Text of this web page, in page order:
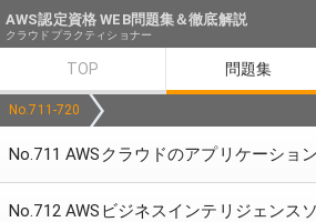
AWS認定資格 WEB問題集＆徹底解説
クラウドプラクティショナー
TOP 問題集
No.711-720
No.711 AWSクラウドのアプリケーショ
No.712 AWSビジネスインテリジェンスソリ